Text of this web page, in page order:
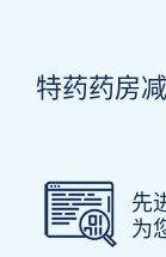
特药药房
先
为